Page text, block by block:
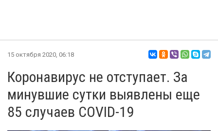
15 октября 2020, 06:18
Коронавирус не отступает. За
минувшие сутки выявлены еще
85 случаев COVID-19